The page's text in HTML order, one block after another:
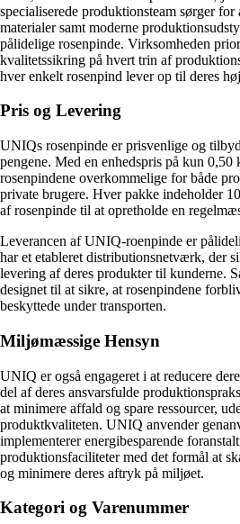
specialiserede produktionsteam sørger for
materialer samt moderne
pålidelige rosenpinde. Virksomheden
kvalitetssikring på hvert trin af
hver enkelt rosenpind lever op til deres
Pris og Levering
UNIQs rosenpinde er prisvenlige og
pengene. Med en enhedspris på kun
rosenpindene overkommelige for både
private brugere. Hver pakke indeholder
af rosenpinde til at opretholde en
Leverancen af UNIQ-roenpinde er
har et etableret distributionsnetværk, der
levering af deres produkter til kunderne.
designet til at sikre, at rosenpindene
beskyttede under transporten.
Miljømæssige Hensyn
UNIQ er også engageret i at reducere
del af deres ansvarsfulde
at minimere affald og spare ressourcer,
produktkvaliteten. UNIQ anvender
implementerer energibesparende
produktionsfaciliteter med det formål at
og minimere deres aftryk på miljøet.
Kategori og Varenummer